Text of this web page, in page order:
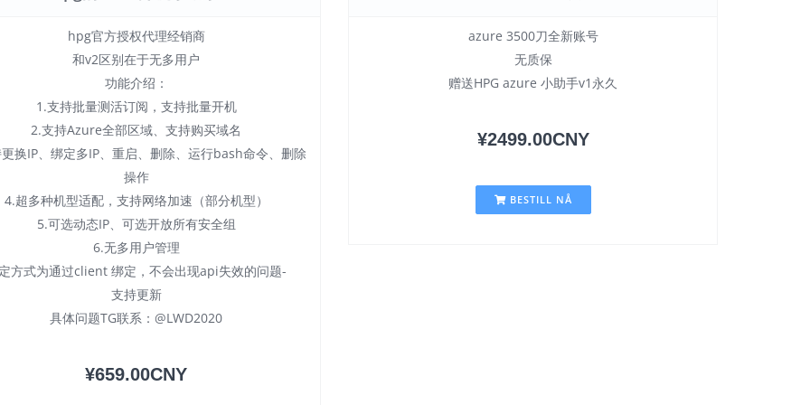
hpg官方授权代理经销商
和v2区别在于无多用户
功能介绍：
1.支持批量测活订阅，支持批量开机
2.支持Azure全部区域、支持购买域名
换IP、绑定多IP、重启、删除、运行bash命令、删除
操作
4.超多种机型适配，支持网络加速（部分机型）
5.可选动态IP、可选开放所有安全组
6.无多用户管理
方式为通过client 绑定，不会出现api失效的问题-
支持更新
具体问题TG联系：@LWD2020
¥659.00CNY
azure 3500刀全新账号
无质保
赠送HPG azure 小助手v1永久
¥2499.00CNY
BESTILL NÅ